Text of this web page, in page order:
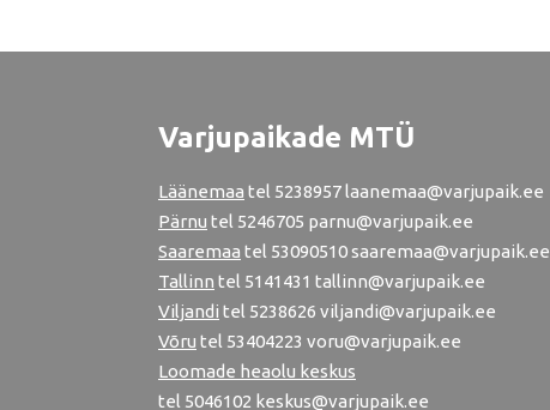
Varjupaikade MTÜ
Läänemaa tel 5238957 laanemaa@varjupaik.ee
Pärnu tel 5246705 parnu@varjupaik.ee
Saaremaa tel 53090510 saaremaa@varjupaik.ee
Tallinn tel 5141431 tallinn@varjupaik.ee
Viljandi tel 5238626 viljandi@varjupaik.ee
Võru tel 53404223 voru@varjupaik.ee
Loomade heaolu keskus
tel 5046102 keskus@varjupaik.ee